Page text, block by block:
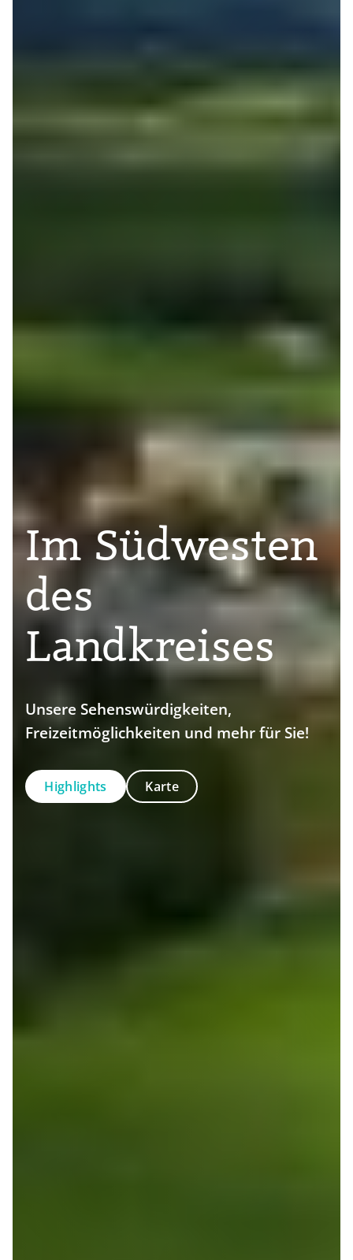
Im Südwesten
des
Landkreises
Unsere Sehenswürdigkeiten,
Freizeitmöglichkeiten und mehr für Sie!
Highlights Karte